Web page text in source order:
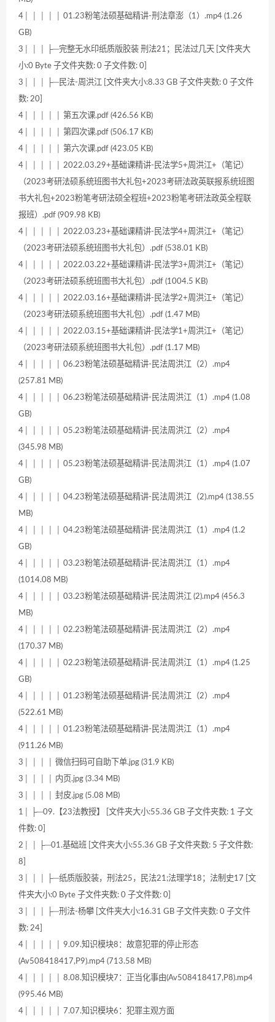
4│ │ │ │ │ 01.23粉笔法硕基础精讲-刑法章澎（1）.mp4 (1.26
GB)
3│ │ │ ├─完整无水印纸质版胶装 刑法21；民法过几天 [文件夹大
小:0 Byte 子文件夹数: 0 子文件数: 0]
3│ │ │ ├─民法-周洪江 [文件夹大小:8.33 GB 子文件夹数: 0 子文件
数: 20]
4│ │ │ │ │ 第五次课.pdf (426.56 KB)
4│ │ │ │ │ 第四次课.pdf (506.17 KB)
4│ │ │ │ │ 第六次课.pdf (423.05 KB)
4│ │ │ │ │ 2022.03.29+基础课精讲-民法学5+周洪江+（笔记）
（2023考研法硕系统班图书大礼包+2023考研法政英联报系统班图
书大礼包+2023粉笔考研法硕全程班+2023粉笔考研法政英全程联
报班）.pdf (909.98 KB)
4│ │ │ │ │ 2022.03.23+基础课精讲-民法学4+周洪江+（笔记）
（2023考研法硕系统班图书大礼包）.pdf (538.01 KB)
4│ │ │ │ │ 2022.03.22+基础课精讲-民法学3+周洪江+（笔记）
（2023考研法硕系统班图书大礼包）.pdf (1004.5 KB)
4│ │ │ │ │ 2022.03.16+基础课精讲-民法学2+周洪江+（笔记）
（2023考研法硕系统班图书大礼包）.pdf (1.47 MB)
4│ │ │ │ │ 2022.03.15+基础课精讲-民法学1+周洪江+（笔记）
（2023考研法硕系统班图书大礼包）.pdf (1.17 MB)
4│ │ │ │ │ 06.23粉笔法硕基础精讲-民法周洪江（2）.mp4
(257.81 MB)
4│ │ │ │ │ 06.23粉笔法硕基础精讲-民法周洪江（1）.mp4 (1.08
GB)
4│ │ │ │ │ 05.23粉笔法硕基础精讲-民法周洪江（2）.mp4
(345.98 MB)
4│ │ │ │ │ 05.23粉笔法硕基础精讲-民法周洪江（1）.mp4 (1.07
GB)
4│ │ │ │ │ 04.23粉笔法硕基础精讲-民法周洪江（2).mp4 (138.55
MB)
4│ │ │ │ │ 04.23粉笔法硕基础精讲-民法周洪江（1）.mp4 (1.2
GB)
4│ │ │ │ │ 03.23粉笔法硕基础精讲-民法周洪江（1）.mp4
(1014.08 MB)
4│ │ │ │ │ 03.23粉笔法硕基础精讲-民法周洪江 (2).mp4 (456.3
MB)
4│ │ │ │ │ 02.23粉笔法硕基础精讲-民法周洪江（2）.mp4
(170.37 MB)
4│ │ │ │ │ 02.23粉笔法硕基础精讲-民法周洪江（1）.mp4 (1.25
GB)
4│ │ │ │ │ 01.23粉笔法硕基础精讲-民法周洪江（2）.mp4
(522.61 MB)
4│ │ │ │ │ 01.23粉笔法硕基础精讲-民法周洪江（1）.mp4
(911.26 MB)
3│ │ │ │ 微信扫码可自助下单.jpg (31.9 KB)
3│ │ │ │ 内页.jpg (3.34 MB)
3│ │ │ │ 封皮.jpg (5.08 MB)
1│ ├─09.【23法教授】 [文件夹大小:55.36 GB 子文件夹数: 1 子文
件数: 0]
2│ │ ├─01.基础班 [文件夹大小:55.36 GB 子文件夹数: 5 子文件数:
8]
3│ │ │ ├─纸质版胶装，刑法25，民法21;法理学18；法制史17 [文
件夹大小:0 Byte 子文件夹数: 0 子文件数: 0]
3│ │ │ ├─刑法-杨攀 [文件夹大小:16.31 GB 子文件夹数: 0 子文件
数: 24]
4│ │ │ │ │ 9.09.知识模块8：故意犯罪的停止形态
(Av508418417,P9).mp4 (713.58 MB)
4│ │ │ │ │ 8.08.知识模块7：正当化事由(Av508418417,P8).mp4
(995.46 MB)
4│ │ │ │ │ 7.07.知识模块6：犯罪主观方面